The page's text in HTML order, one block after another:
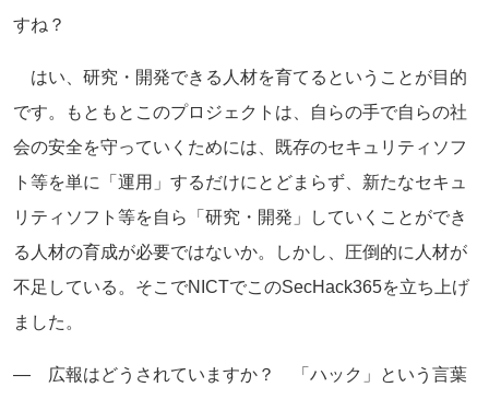
すね？
はい、研究・開発できる人材を育てるということが目的
です。もともとこのプロジェクトは、自らの手で自らの社
会の安全を守っていくためには、既存のセキュリティソフ
ト等を単に「運用」するだけにとどまらず、新たなセキュ
リティソフト等を自ら「研究・開発」していくことができ
る人材の育成が必要ではないか。しかし、圧倒的に人材が
不足している。そこでNICTでこのSecHack365を立ち上げ
ました。
― 広報はどうされていますか？ 「ハック」という言葉